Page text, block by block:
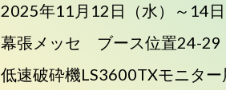
2025年11月12日（水）～14
幕張メッセ ブース位置24-29
低速破砕機LS3600TXモニター